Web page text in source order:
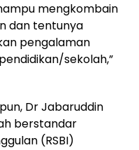
mengkombain
dan tentunya
pengalaman
sekolah,”
Dr Jabaruddin
berstandar
(RSBI)